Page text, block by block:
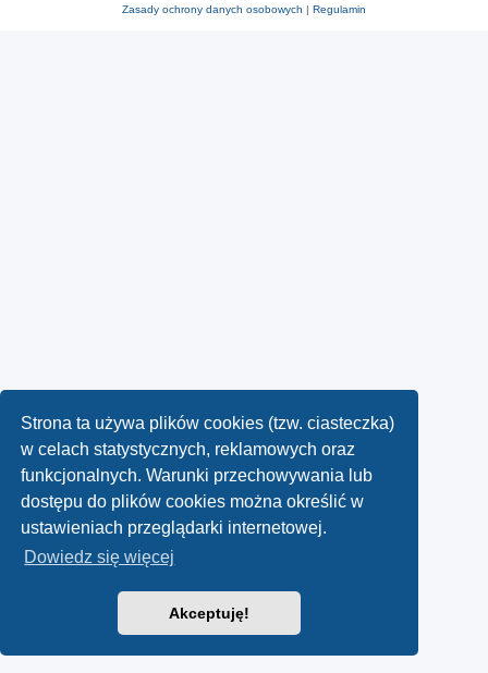
Strona ta używa plików cookies (tzw. ciasteczka)
w celach statystycznych, reklamowych oraz
funkcjonalnych. Warunki przechowywania lub
dostępu do plików cookies można określić w
ustawieniach przeglądarki internetowej.
Dowiedz się więcej
Akceptuję!
Zasady ochrony danych osobowych | Regulamin